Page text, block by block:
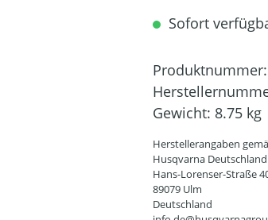
Sofort
Produktnummer:
Gewicht: 8.75 kg
Herstellerangaben
Husqvarna
Hans-Lorenser-Straße
89079 Ulm
Deutschland